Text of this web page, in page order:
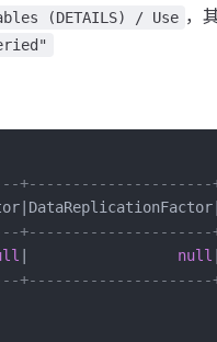
(DETAILS) / Use ，
null